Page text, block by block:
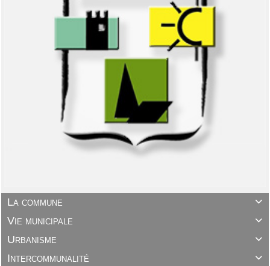

La commune

Vie municipale

Urbanisme

Intercommunalité